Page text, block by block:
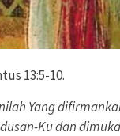
13:5-10.
Yang
Ku dan